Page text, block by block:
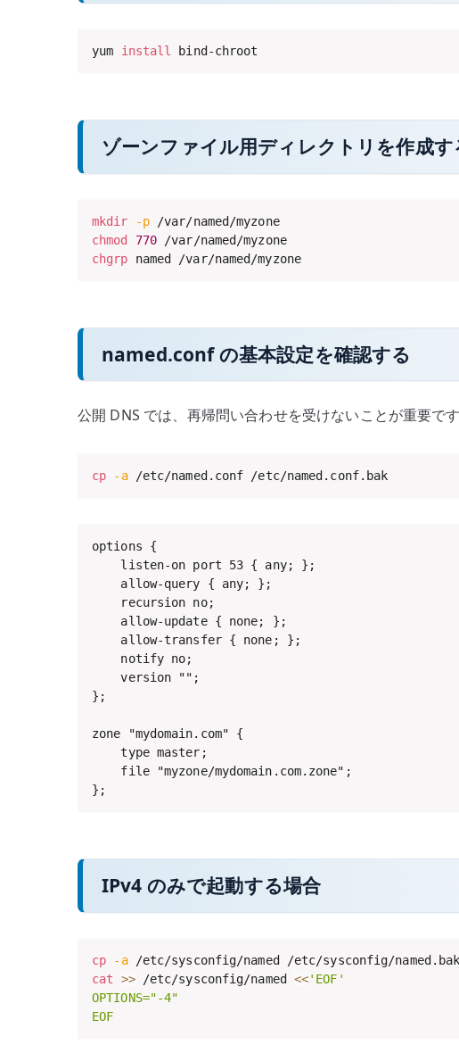
yum install bind-chroot
ゾーンファイル用ディレクトリを作成す
mkdir -p
/var/named/myzone
chmod
770
/var/named/myzone
chgrp named /var/named/myzone
named.conf の基本設定を確認する
公開 DNS では、再帰問い合わせを受けないことが重要で
cp -a /etc/named.conf /etc/named.conf.bak
options {
    listen-on port 53 { any; };
    allow-query { any; };
    recursion no;
    allow-update { none; };
    allow-transfer { none; };
    notify no;
    version "";
};
zone "mydomain.com" {
    type master;
    file "myzone/mydomain.com.zone";
};
IPv4 のみで起動する場合
cp -a
cat
>> /etc/sysconfig/named <<'EOF'
OPTIONS="-4"
EOF